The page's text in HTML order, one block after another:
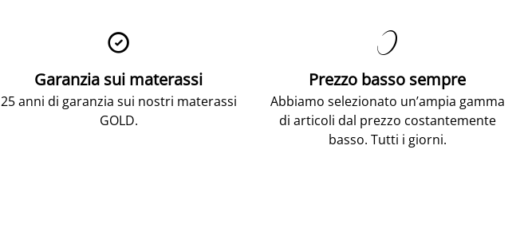

Garanzia sui materassi
25 anni di garanzia sui nostri materassi
GOLD.

Prezzo basso sempre
Abbiamo selezionato un’ampia gamma
di articoli dal prezzo costantemente
basso. Tutti i giorni.